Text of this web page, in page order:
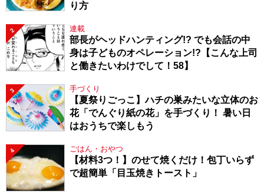
り方
2 連載
部長がヘッドハンティング!? でも会話の中
身は子どものオペレーション!?【こんな上司
と働きたいわけでして！58】
3 手づくり
【夏祭りごっこ】ハチの巣みたいな立体のお
花「でんぐり紙の花」を手づくり！ 暑い日
はおうちで楽しもう
4 ごはん・おやつ
【材料3つ！】のせて焼くだけ！包丁いらず
で超簡単「目玉焼きトースト」